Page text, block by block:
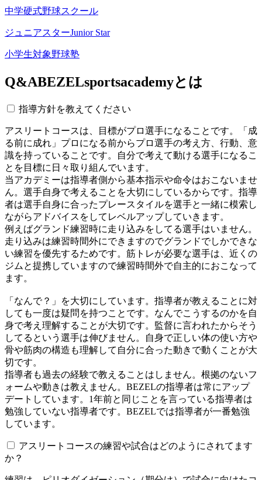
中学硬式野球スクール
ジュニアスターJunior Star
小学生対象野球塾
Q&ABEZELsportsacademyとは
指導方針を教えてください
アスリートコースは、目標がプロ選手になることです。「成
る前に成れ」プロになる前からプロ選手の考え方、行動、意
識を持っていることです。自分で考えて動ける選手になるこ
とを目標に日々取り組んでいます。
当アカデミーは指導者側から基本指示や命令はおこないませ
ん。選手自身で考えることを大切にしているからです。指導
者は選手自身に合ったプレースタイルを選手と一緒に模索し
ながらアドバイスをしてレベルアップしていきます。
例えばグランド練習時に走り込みをしてる選手はいません。
走り込みは練習時間外にできますのでグランドでしかできな
い練習を優先するためです。筋トレが必要な選手は、近くの
ジムと提携していますので練習時間外で自主的におこなって
ます。
「なんで？」を大切にしています。指導者が教えることに対
しても一度は疑問を持つことです。なんでこうするのかを自
身で考え理解することが大切です。監督に言われたからそう
してるという選手は伸びません。自身で正しい体の使い方や
骨や筋肉の構造も理解して自分に合った動きで動くことが大
切です。
指導者も過去の経験で教えることはしません。根拠のないフ
ォームや動きは教えません。BEZELの指導者は常にアップ
デートしています。1年前と同じことを言っている指導者は
勉強していない指導者です。BEZELでは指導者が一番勉強
しています。
アスリートコースの練習や試合はどのようにされてます
か？